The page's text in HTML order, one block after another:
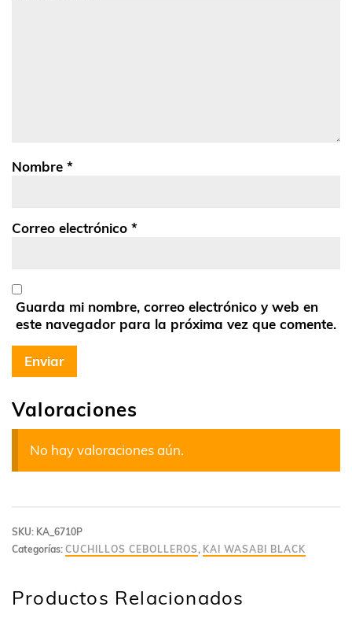
Valoraciones
No hay valoraciones aún.
Nombre *
Correo electrónico *
Guarda mi nombre, correo electrónico y web en
este navegador para la próxima vez que comente.
SKU: KA_6710P
Categorías: CUCHILLOS CEBOLLEROS , KAI WASABI BLACK
Productos Relacionados